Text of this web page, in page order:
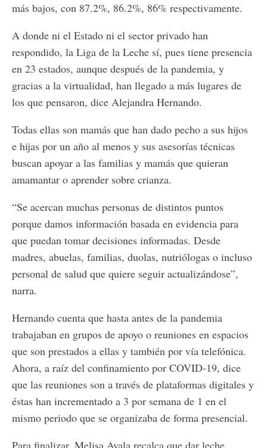
más bajos, con 87.2%, 86.2%, 86% respectivamente.
A donde ni el Estado ni el sector privado han
respondido, la Liga de la Leche sí, pues tiene presencia
en 23 estados, aunque después de la pandemia, y
gracias a la virtualidad, han llegado a más lugares de
los que pensaron, dice Alejandra Hernando.
Todas ellas son mamás que han dado pecho a sus hijos
e hijas por un año al menos y sus asesorías técnicas
buscan apoyar a las familias y mamás que quieran
amamantar o aprender sobre crianza.
“Se acercan muchas personas de distintos puntos
porque damos información basada en evidencia para
que puedan tomar decisiones informadas. Desde
madres, abuelas, familias, duolas, nutriólogas o incluso
personal de salud que quiere seguir actualizándose”,
narra.
Hernando cuenta que hasta antes de la pandemia
trabajaban en grupos de apoyo o reuniones en espacios
que son prestados a ellas y también por vía telefónica.
Ahora, a raíz del confinamiento por COVID-19, dice
que las reuniones son a través de plataformas digitales y
éstas han incrementado a 3 por semana de 1 en el
mismo periodo que se organizaba de forma presencial.